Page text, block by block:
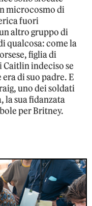
microcosmo di
fuori
altro gruppo di
qualcosa: come la
figlia di
indeciso se
di suo padre. E
uno dei soldati
la sua fidanzata
per Britney.